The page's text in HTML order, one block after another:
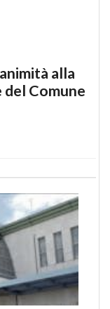
alla
del Comune